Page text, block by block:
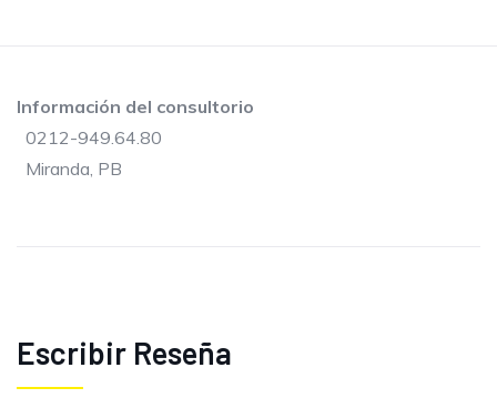
Información del consultorio
0212-949.64.80
Miranda, PB
Escribir Reseña